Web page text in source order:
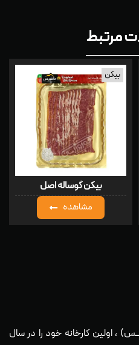
مرتبط
بیکن گوساله اصل
مشاهده
بیکن
، اولین کارخانه خود را در سال